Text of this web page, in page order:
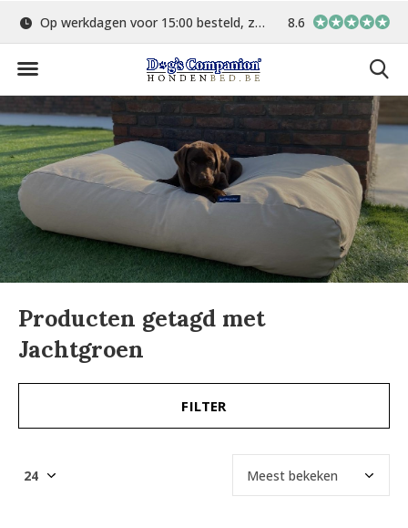
Op werkdagen voor 15:00 besteld, zelfde dag verstuurd Gratis verzending
8.6
Producten getagd met
Jachtgroen
FILTER